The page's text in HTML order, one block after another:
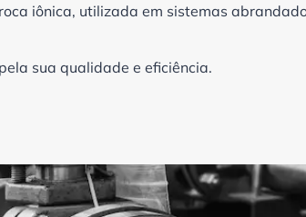
iônica, utilizada em sistemas
sua qualidade e eficiência.